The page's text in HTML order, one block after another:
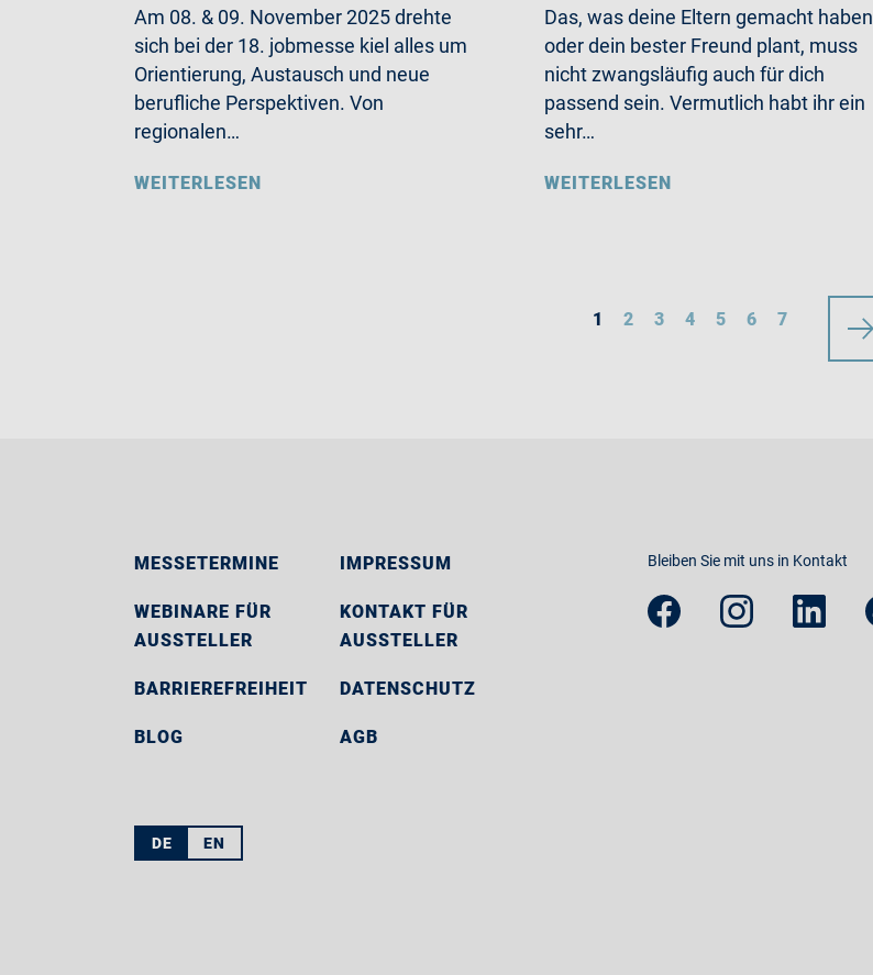
Am 08. & 09. November 2025 drehte
sich bei der 18. jobmesse kiel alles um
Orientierung, Austausch und neue
berufliche Perspektiven. Von
regionalen…
WEITERLESEN
Das, was deine Eltern gemacht haben
oder dein bester Freund plant, muss
nicht zwangsläufig auch für dich
passend sein. Vermutlich habt ihr ein
sehr…
WEITERLESEN
1 2 3 4 5 6 7
MESSETERMINE
WEBINARE FÜR
AUSSTELLER
BARRIEREFREIHEIT
BLOG
IMPRESSUM
KONTAKT FÜR
AUSSTELLER
DATENSCHUTZ
AGB
Bleiben Sie mit uns in Kontakt
DE EN